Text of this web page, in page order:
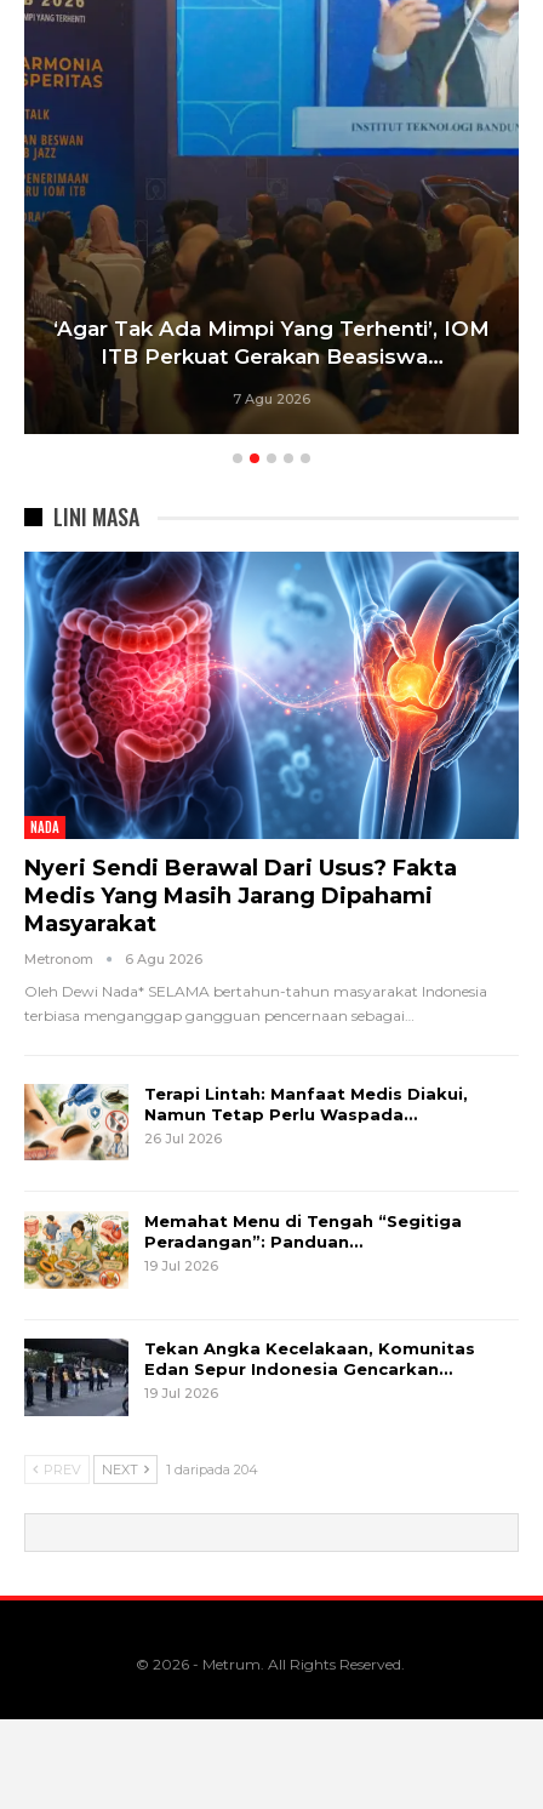
‘Agar Tak Ada Mimpi Yang Terhenti’, IOM
ITB Perkuat Gerakan Beasiswa…
7 Agu 2026
LINI MASA
NADA
Nyeri Sendi Berawal Dari Usus? Fakta
Medis Yang Masih Jarang Dipahami
Masyarakat
Metronom 6 Agu 2026
Oleh Dewi Nada* SELAMA bertahun-tahun masyarakat Indonesia
terbiasa menganggap gangguan pencernaan sebagai
Terapi Lintah: Manfaat Medis Diakui,
Namun Tetap Perlu Waspada…
26 Jul 2026
Memahat Menu di Tengah “Segitiga
Peradangan”: Panduan…
19 Jul 2026
Tekan Angka Kecelakaan, Komunitas
Edan Sepur Indonesia Gencarkan…
19 Jul 2026
PREV NEXT 1 daripada 204
© 2026 - Metrum. All Rights Reserved.